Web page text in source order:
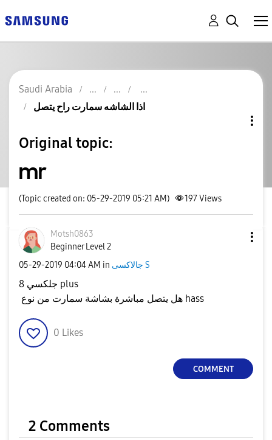
Saudi Arabia
اذا الشاشه سمارت راح يتصل
Original topic:
mr
(Topic created on: 05-29-2019 05:21 AM) 197Views
Motsh0863
Beginner Level 2
‎05-29-2019 04:04 AM in جالاكسى S
جلكسي 8 plus
هل يتصل مباشرة بشاشة سمارت من نوع hass
0 Likes
COMMENT
2 Comments